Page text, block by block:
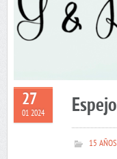
27
01 2024
15 AÑOS